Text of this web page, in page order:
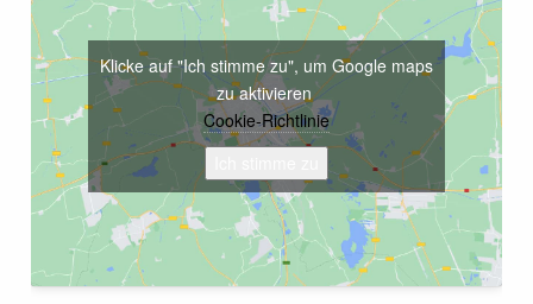
Klicke auf "Ich stimme zu", um Google maps
zu aktivieren
Cookie-Richtlinie